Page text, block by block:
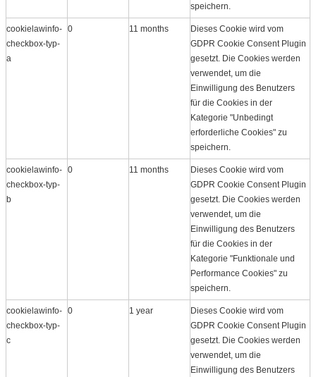
speichern.
cookielawinfo-
checkbox-typ-
a
0 11 months
Dieses Cookie wird vom
GDPR Cookie Consent Plugin
gesetzt. Die Cookies werden
verwendet, um die
Einwilligung des Benutzers
für die Cookies in der
Kategorie "Unbedingt
erforderliche Cookies" zu
speichern.
cookielawinfo-
checkbox-typ-
b
0 11 months
Dieses Cookie wird vom
GDPR Cookie Consent Plugin
gesetzt. Die Cookies werden
verwendet, um die
Einwilligung des Benutzers
für die Cookies in der
Kategorie "Funktionale und
Performance Cookies" zu
speichern.
cookielawinfo-
checkbox-typ-
c
0 1 year
Dieses Cookie wird vom
GDPR Cookie Consent Plugin
gesetzt. Die Cookies werden
verwendet, um die
Einwilligung des Benutzers